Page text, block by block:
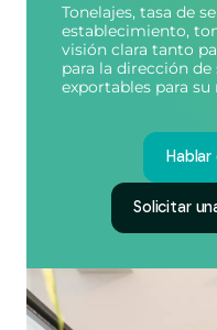
Tonelajes, tasa de
establecimiento,
visión clara tanto
para la dirección
exportables para
Solicitar